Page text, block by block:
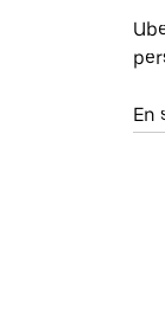
En